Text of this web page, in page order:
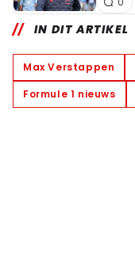
IN DIT ARTIKEL
Max Verstappen
Formule 1 nieuws